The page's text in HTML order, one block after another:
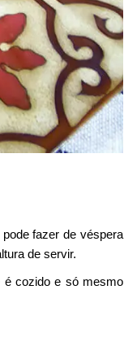
fazer de véspera
de servir.
é cozido e só mesmo